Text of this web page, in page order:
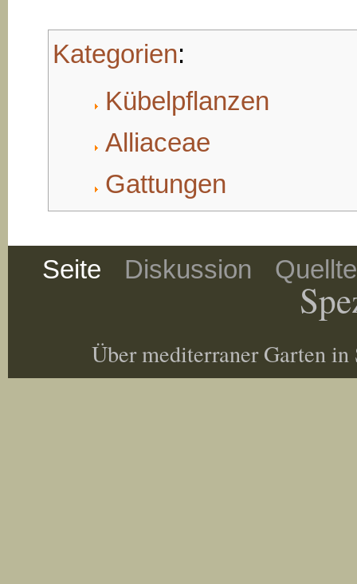
Kategorien:
Kübelpflanzen
Alliaceae
Gattungen
Seite Diskussion
Über mediterraner Garten in